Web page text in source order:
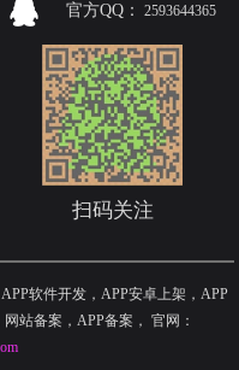
官方QQ： 2593644365
扫码关注
软件开发，APP安卓上架，APP
站备案，APP备案 ， 官网：